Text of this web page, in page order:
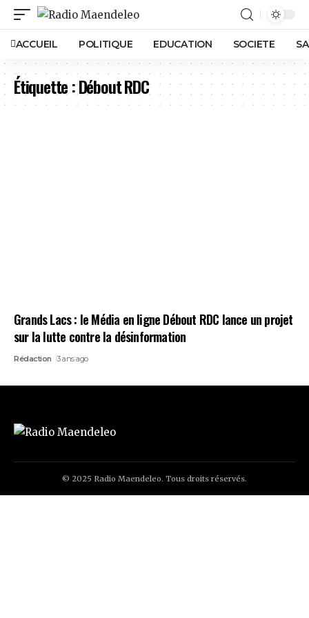
ACCUEIL POLITIQUE EDUCATION SOCIETE
Étiquette :Débout RDC
Grands Lacs : le Média en ligne Débout RDC lance un projet
sur la lutte contre la désinformation
Rédaction 3 ans ago
© 2025 Radio Maendeleo. Tous droits réservés.